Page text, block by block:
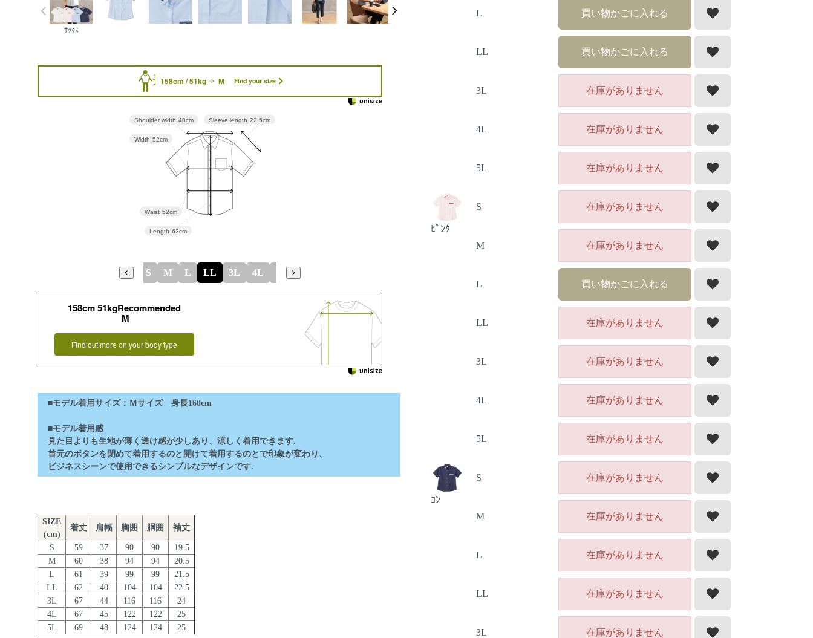
ｻｯｸｽ
158cm / 51kg M Find your size
Sleeve length 22.5cm
Length 62cm
Waist 52cm
Width 52cm
Shoulder width 40cm
S M L LL 3L 4L
158cm 51kgRecommended
M
Find out more on your body type
■モデル着用サイズ：Ｍサイズ 身長160cm
■モデル着用感
見た目よりも生地が薄く透け感が少しあり、涼しく着用できます.
首元のボタンを閉めて着用するのと開けて着用するのとで印象が変わり、
ビジネスシーンで使用できるシンプルなデザインです.
SIZE
(cm)
着丈 肩幅 胸囲 胴囲 袖丈
S 59 37 90 90
19.5
M
60 38 94 94
20.5
L
61 39 99 99
21.5
LL
62 40 104 104
22.5
3L
67 44 116 116
24
4L
67 45 122 122
25
5L
69 48 124 124 25
L 買い物かごに入れる
LL 買い物かごに入れる
3L 在庫がありません
4L 在庫がありません
5L 在庫がありません
ﾋﾟﾝｸ
S 在庫がありません
M 在庫がありません
L 買い物かごに入れる
LL 在庫がありません
3L 在庫がありません
4L 在庫がありません
5L 在庫がありません
ｺﾝ
S 在庫がありません
M 在庫がありません
L 在庫がありません
LL 在庫がありません
3L 在庫がありません